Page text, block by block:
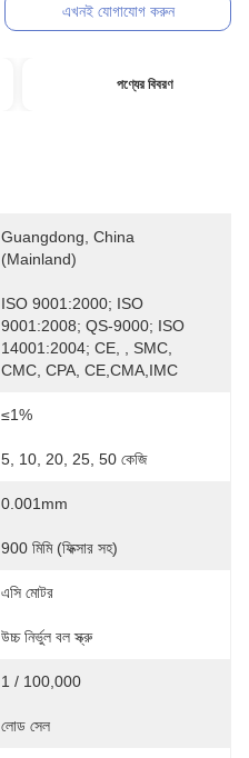
এখনই যোগাযোগ করুন
পণ্যের বিবরণ
Guangdong, China
(Mainland)
ISO 9001:2000; ISO
9001:2008; QS-9000; ISO
14001:2004; CE, , SMC,
CMC, CPA, CE,CMA,IMC
≤1%
5, 10, 20, 25, 50 কেজি
0.001mm
900 মিমি (ফিক্সার সহ)
এসি মোটর
উচ্চ নির্ভুল বল স্ক্রু
1 / 100,000
লোড সেল